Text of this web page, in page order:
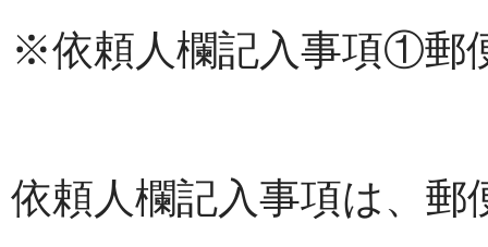
※依頼人欄記入事項①郵
依頼人欄記入事項は、